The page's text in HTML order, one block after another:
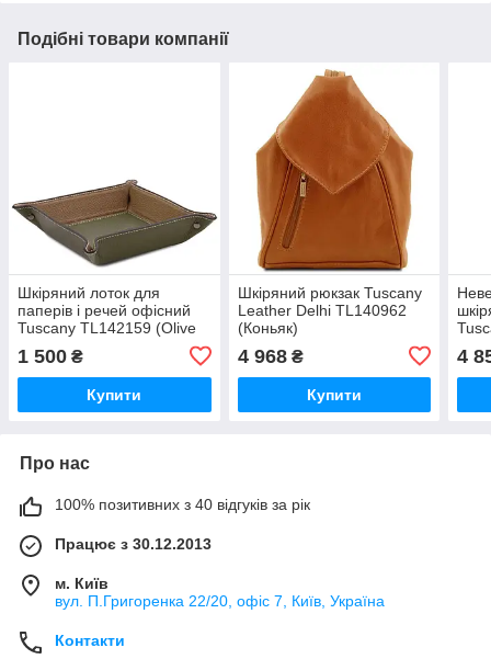
Подібні товари компанії
Шкіряний лоток для
паперів і речей офісний
Tuscany TL142159 (Olive
1 500 ₴
Купити
Шкіряний рюкзак Tuscany
Leather Delhi TL140962
(Коньяк)
4 968₴
Купити
4
Про нас
100% позитивних з 40 відгуків за рік
Працює з 30.12.2013
м. Київ
вул. П.Григоренка 22/20, офіс 7, Київ, Україна
Контакти